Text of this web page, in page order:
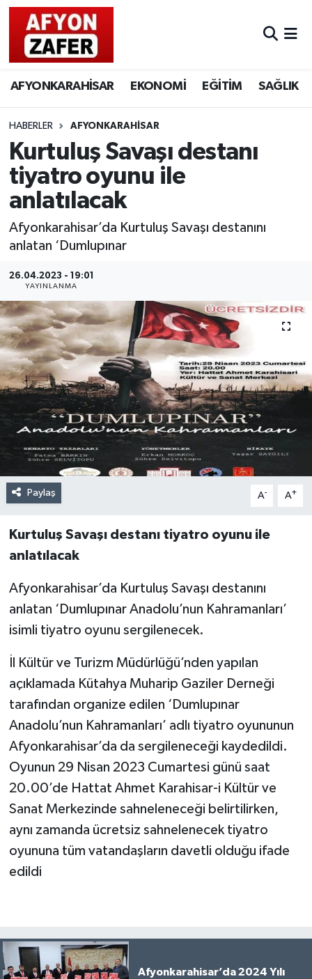
AFYONKARAHİSAR EKONOMİ EĞİTİM SAĞLIK
HABERLER AFYONKARAHİSAR
Kurtuluş Savaşı destanı
tiyatro oyunu ile
anlatılacak
Afyonkarahisar’da Kurtuluş Savaşı destanını
anlatan ‘Dumlupınar
26.04.2023 - 19:01
YAYINLANMA
Paylaş A- A+
Kurtuluş Savaşı destanı tiyatro oyunu ile
anlatılacak
Afyonkarahisar’da Kurtuluş Savaşı destanını
anlatan ‘Dumlupınar Anadolu’nun Kahramanları’
isimli tiyatro oyunu sergilenecek.
İl Kültür ve Turizm Müdürlüğü’nden yapılan
açıklamada Kütahya Muharip Gaziler Derneği
tarafından organize edilen ‘Dumlupınar
Anadolu’nun Kahramanları’ adlı tiyatro oyununun
Afyonkarahisar’da da sergileneceği kaydedildi.
Oyunun 29 Nisan 2023 Cumartesi günü saat
20.00’de Hattat Ahmet Karahisar-i Kültür ve
Sanat Merkezinde sahneleneceği belirtilirken,
aynı zamanda ücretsiz sahnelenecek tiyatro
oyununa tüm vatandaşların davetli olduğu ifade
edildi
Afyonkarahisar’da 2024 Yılı